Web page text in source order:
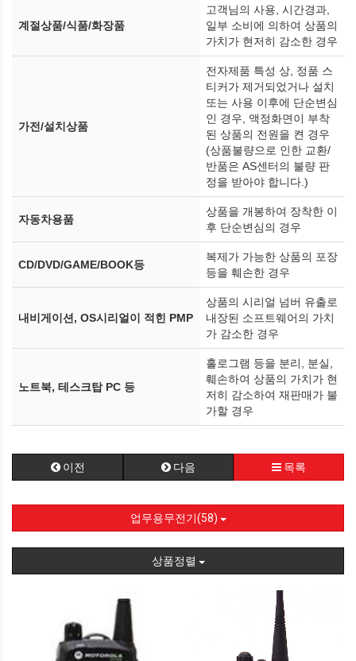
계절상품/식품/화장품
고객님의 사용, 시간경과,
일부 소비에 의하여 상품의
가치가 현저히 감소한 경우
가전/설치상품
전자제품 특성 상, 정품 스
티커가 제거되었거나 설치
또는 사용 이후에 단순변심
인 경우, 액정화면이 부착
된 상품의 전원을 켠 경우
(상품불량으로 인한 교환/
반품은 AS센터의 불량 판
정을 받아야 합니다.)
자동차용품
상품을 개봉하여 장착한 이
후 단순변심의 경우
CD/DVD/GAME/BOOK등
복제가 가능한 상품의 포장
등을 훼손한 경우
내비게이션, OS시리얼이 적힌 PMP
상품의 시리얼 넘버 유출로
내장된 소프트웨어의 가치
가 감소한 경우
노트북, 테스크탑 PC 등
홀로그램 등을 분리, 분실,
훼손하여 상품의 가치가 현
저히 감소하여 재판매가 불
가할 경우
이전 다음 목록
업무용무전기(58)
상품정렬